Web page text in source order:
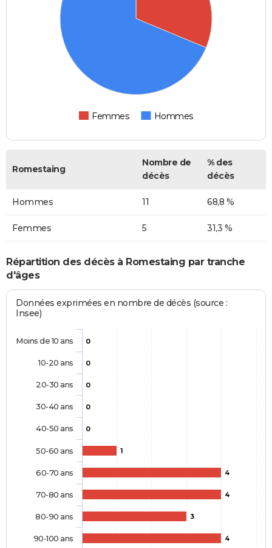
Femmes Hommes
Romestaing
Nombre de
décès
% des
décès
Hommes 11 68,8 %
Femmes 5 31,3 %
Répartition des décès à Romestaing par tranche
d'âges
Données exprimées en nombre de décès (source :
Insee)
0
0
0
0
0
1
4
4
3
4
Moins de 10 ans
10-20 ans
20-30 ans
30-40 ans
40-50 ans
50-60 ans
60-70 ans
70-80 ans
80-90 ans
90-100 ans